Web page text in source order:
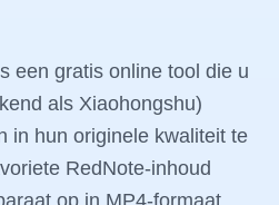
een gratis online tool die u
als Xiaohongshu)
in hun originele kwaliteit te
RedNote-inhoud
op in MP4-formaat